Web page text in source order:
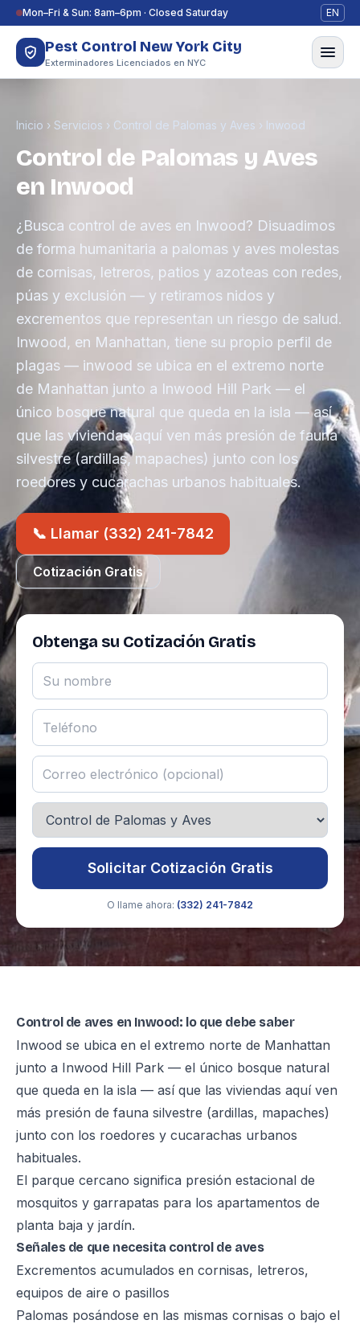
Saltar al contenido
Mon–Fri & Sun: 8am–6pm · Closed Saturday EN
Pest Control New York City
Exterminadores Licenciados en NYC
Inicio › Servicios › Control de Palomas y Aves › Inwood
Control de Palomas y Aves
en Inwood
¿Busca control de aves en Inwood? Disuadimos
de forma humanitaria a palomas y aves molestas
de cornisas, letreros, patios y azoteas con redes,
púas y exclusión — y retiramos nidos y
excrementos que representan un riesgo de salud.
Inwood, en Manhattan, tiene su propio perfil de
plagas — inwood se ubica en el extremo norte
de Manhattan junto a Inwood Hill Park — el
único bosque natural que queda en la isla — así
que las viviendas aquí ven más presión de fauna
silvestre (ardillas, mapaches) junto con los
roedores y cucarachas urbanos habituales.
📞 Llamar (332) 241-7842
Cotización Gratis
Obtenga su Cotización Gratis
Solicitar Cotización Gratis
O llame ahora: (332) 241-7842
Control de aves en Inwood: lo que debe saber
Inwood se ubica en el extremo norte de Manhattan
junto a Inwood Hill Park — el único bosque natural
que queda en la isla — así que las viviendas aquí ven
más presión de fauna silvestre (ardillas, mapaches)
junto con los roedores y cucarachas urbanos
habituales.
El parque cercano significa presión estacional de
mosquitos y garrapatas para los apartamentos de
planta baja y jardín.
Señales de que necesita control de aves
Excrementos acumulados en cornisas, letreros,
equipos de aire o pasillos
Palomas posándose en las mismas cornisas o bajo el